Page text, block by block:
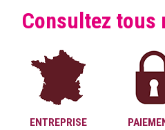
Consultez tous
ENTREPRISE